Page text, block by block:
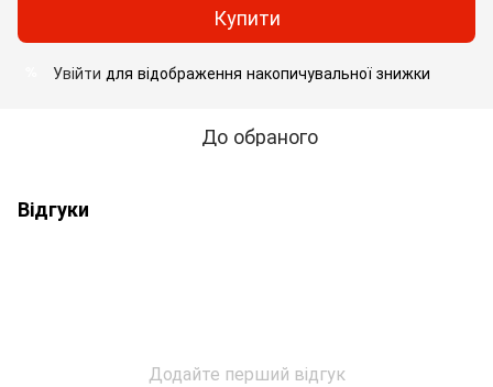
Купити
Увійти для відображення накопичувальної знижки
До обраного
Відгуки
Додайте перший відгук